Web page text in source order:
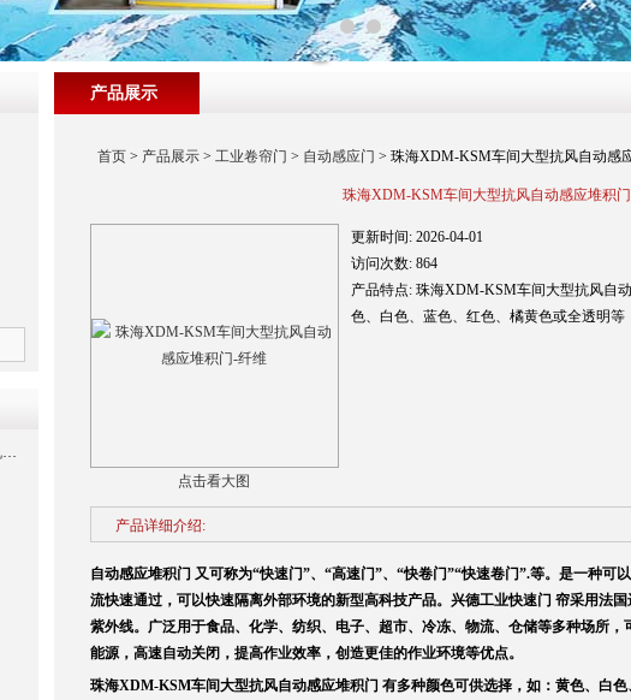
产品展示
首页> 产品展示> 工业卷帘门 > 自动感应门 > 珠海XDM-KSM车间大型抗风自动感
珠海XDM-KSM车间大型抗风自动感应堆积
点击看大图
更新时间: 2026-04-01
访问次数: 864
产品特点: 珠海XDM-KSM车间大型抗风自
色、白色、蓝色、红色、橘黄色或全透明等
产品详细介绍:
自动感应堆积门 又可称为“快速门”、“高速门”、“快卷门”“快速卷门”.等。是一种可
流快速通过，可以快速隔离外部环境的新型高科技产品。兴德工业快速门 帘采用法
紫外线。广泛用于食品、化学、纺织、电子、超市、冷冻、物流、仓储等多种场所
能源，高速自动关闭，提高作业效率，创造更佳的作业环境等优点。
珠海XDM-KSM车间大型抗风自动感应堆积门 有多种颜色可供选择，如：黄色、白
兴德XDM-610自动感应快卷门的电机介绍